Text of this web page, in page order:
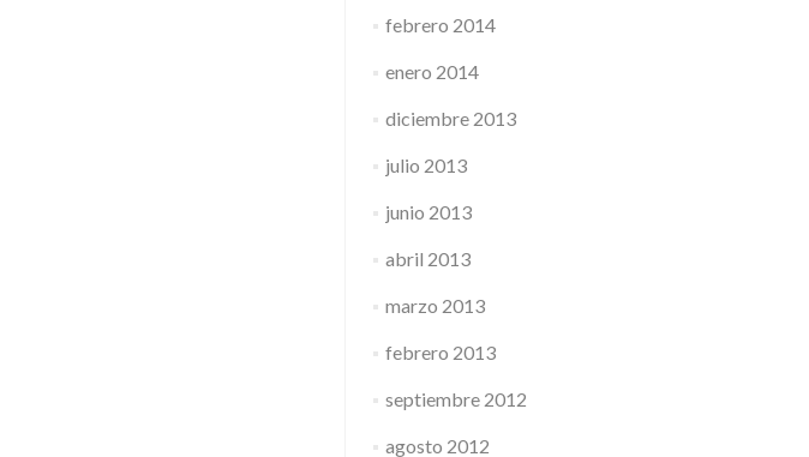
febrero 2014
enero 2014
diciembre 2013
julio 2013
junio 2013
abril 2013
marzo 2013
febrero 2013
septiembre 2012
agosto 2012